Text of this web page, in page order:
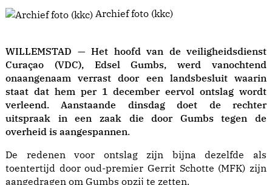
Archief foto (kkc)
WILLEMSTAD — Het hoofd van de veiligheidsdienst
Curaçao (VDC), Edsel Gumbs, werd vanochtend
onaangenaam verrast door een landsbesluit waarin
staat dat hem per 1 december eervol ontslag wordt
verleend. Aanstaande dinsdag doet de rechter
uitspraak in een zaak die door Gumbs tegen de
overheid is aangespannen.
De redenen voor ontslag zijn bijna dezelfde als
toentertijd door oud-premier Gerrit Schotte (MFK) zijn
aangedragen om Gumbs opzij te zetten.